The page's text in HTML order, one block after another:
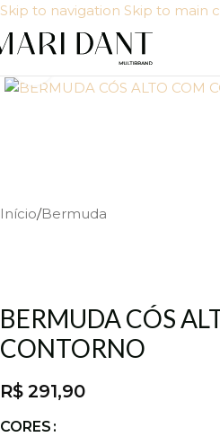
Skip to navigation Skip to main
Click to enlarge
Início/Bermuda
BERMUDA CÓS
CONTORNO
R$ 291,90
CORES